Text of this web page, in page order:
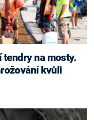
tendry na mosty.
kvůli